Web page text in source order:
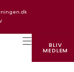
BLIV
MEDLEM